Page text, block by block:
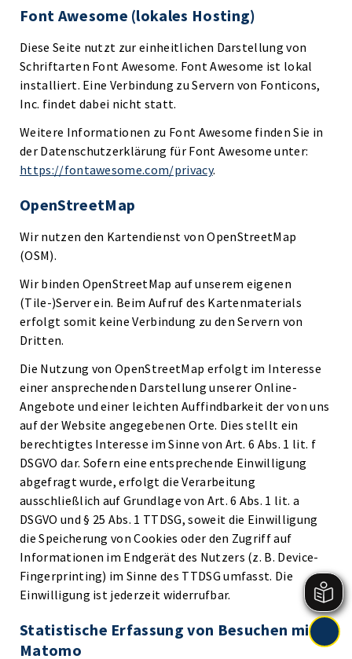
Font Awesome (lokales Hosting)
Diese Seite nutzt zur einheitlichen Darstellung von
Schriftarten Font Awesome. Font Awesome ist lokal
installiert. Eine Verbindung zu Servern von Fonticons,
Inc. findet dabei nicht statt.
Weitere Informationen zu Font Awesome finden Sie in
der Datenschutzerklärung für Font Awesome unter:
https://fontawesome.com/privacy.
OpenStreetMap
Wir nutzen den Kartendienst von OpenStreetMap
(OSM).
Wir binden OpenStreetMap auf unserem eigenen
(Tile-)Server ein. Beim Aufruf des Kartenmaterials
erfolgt somit keine Verbindung zu den Servern von
Dritten.
Die Nutzung von OpenStreetMap erfolgt im Interesse
einer ansprechenden Darstellung unserer Online-
Angebote und einer leichten Auffindbarkeit der von uns
auf der Website angegebenen Orte. Dies stellt ein
berechtigtes Interesse im Sinne von Art. 6 Abs. 1 lit. f
DSGVO dar. Sofern eine entsprechende Einwilligung
abgefragt wurde, erfolgt die Verarbeitung
ausschließlich auf Grundlage von Art. 6 Abs. 1 lit. a
DSGVO und § 25 Abs. 1 TTDSG, soweit die Einwilligung
die Speicherung von Cookies oder den Zugriff auf
Informationen im Endgerät des Nutzers (z. B. Device-
Fingerprinting) im Sinne des TTDSG umfasst. Die
Einwilligung ist jederzeit widerrufbar.
Statistische Erfassung von Besuchen mit
Matomo